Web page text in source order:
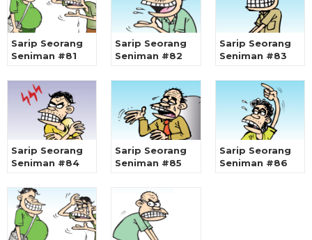
Sarip Seorang
Seniman #81
Sarip Seorang
Seniman #82
Sarip Seorang
Seniman #83
Sarip Seorang
Seniman #84
Sarip Seorang
Seniman #85
Sarip Seorang
Seniman #86